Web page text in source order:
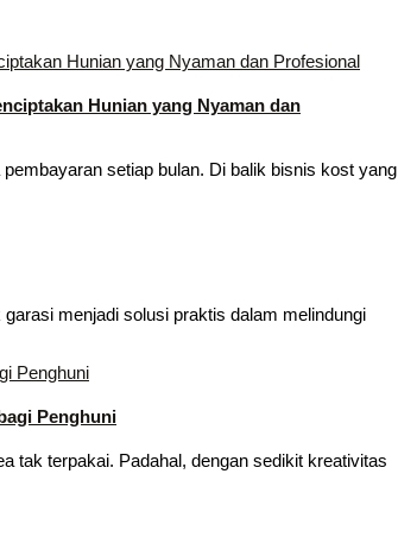
Hunian yang Nyaman dan
setiap bulan. Di balik bisnis kost yang
menjadi solusi praktis dalam melindungi
Penghuni
tak terpakai. Padahal, dengan sedikit kreativitas